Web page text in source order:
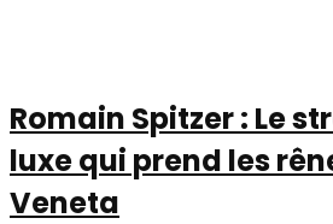
Romain Spitzer : Le
luxe qui prend les
Veneta